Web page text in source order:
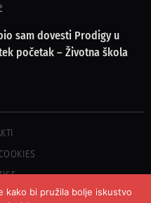
sam dovesti Prodigy u
početak – Životna škola
kako bi pružila bolje iskustvo